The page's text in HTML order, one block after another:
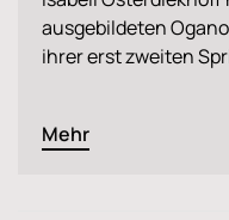
ausgebildeten
ihrer erst zweiten
Mehr